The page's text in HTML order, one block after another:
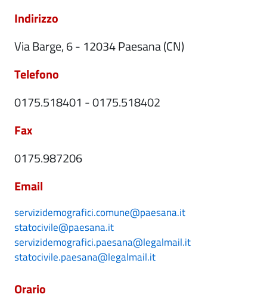
Indirizzo
Via Barge, 6 - 12034 Paesana (CN)
Telefono
0175.518401 - 0175.518402
Fax
0175.987206
Email
servizidemografici.comune@paesana.it
statocivile@paesana.it
servizidemografici.paesana@legalmail.it
statocivile.paesana@legalmail.it
Orario